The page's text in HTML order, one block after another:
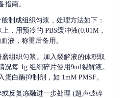
指南。
制成组织匀浆，处理方法如下：
，用预冷的 PBS缓冲液(0.01M，
液，称重后备用。
组织匀浆。加入裂解液的体积取
况每 1g 组织碎片使用9ml裂解液。
蛋白酶抑制剂，如 1mM PMSF。
反复冻融进一步处理 (超声破碎